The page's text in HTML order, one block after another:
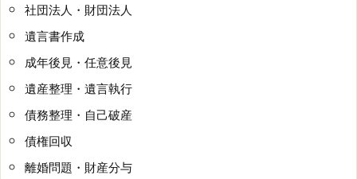
社団法人・財団法人
遺言書作成
成年後見・任意後見
遺産整理・遺言執行
債務整理・自己破産
債権回収
離婚問題・財産分与